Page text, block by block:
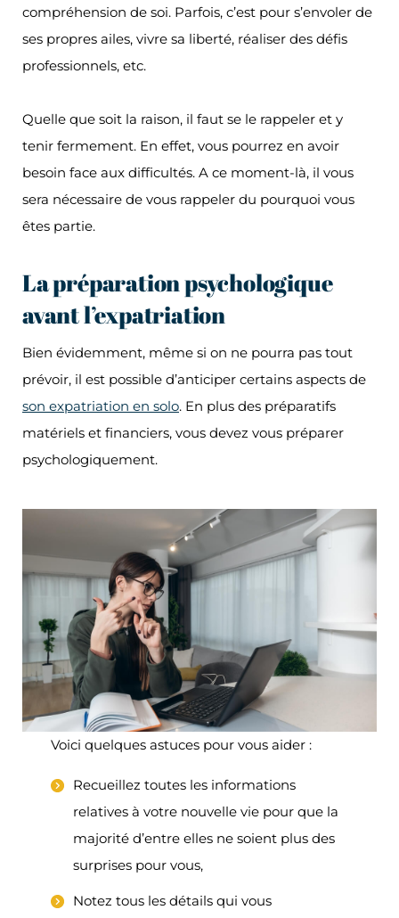
compréhension de soi. Parfois, c’est pour s’envoler de
ses propres ailes, vivre sa liberté, réaliser des défis
professionnels, etc.
Quelle que soit la raison, il faut se le rappeler et y
tenir fermement. En effet, vous pourrez en avoir
besoin face aux difficultés. A ce moment-là, il vous
sera nécessaire de vous rappeler du pourquoi vous
êtes partie.
La préparation psychologique
avant l’expatriation
Bien évidemment, même si on ne pourra pas tout
prévoir, il est possible d’anticiper certains aspects de
son expatriation en solo. En plus des préparatifs
matériels et financiers, vous devez vous préparer
psychologiquement.
Voici quelques astuces pour vous aider :
Recueillez toutes les informations
relatives à votre nouvelle vie pour que la
majorité d’entre elles ne soient plus des
surprises pour vous,
Notez tous les détails qui vous